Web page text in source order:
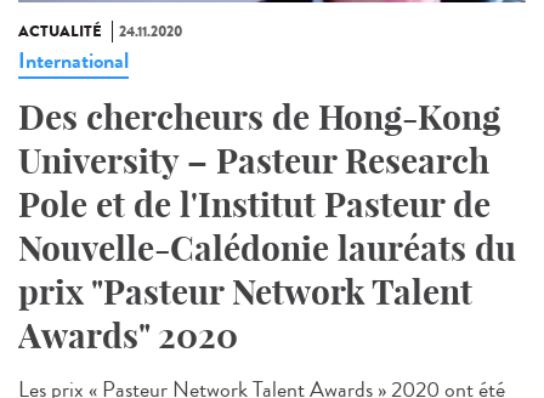
ACTUALITÉ 24.11.2020
International
Des chercheurs de Hong-Kong
University – Pasteur Research
Pole et de l'Institut Pasteur de
Nouvelle-Calédonie lauréats du
prix "Pasteur Network Talent
Awards" 2020
Les prix « Pasteur Network Talent Awards » 2020 ont été